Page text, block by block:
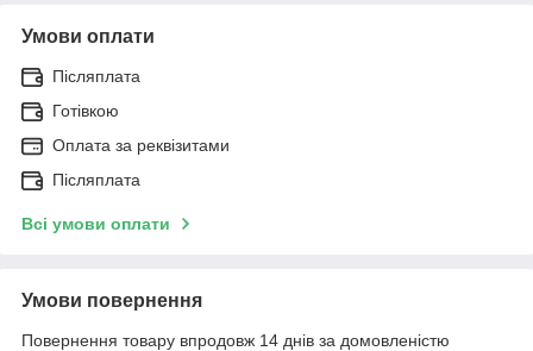
Умови оплати
Післяплата
Готівкою
Оплата за реквізитами
Післяплата
Всі умови оплати
Умови повернення
Повернення товару впродовж 14 днів за домовленістю